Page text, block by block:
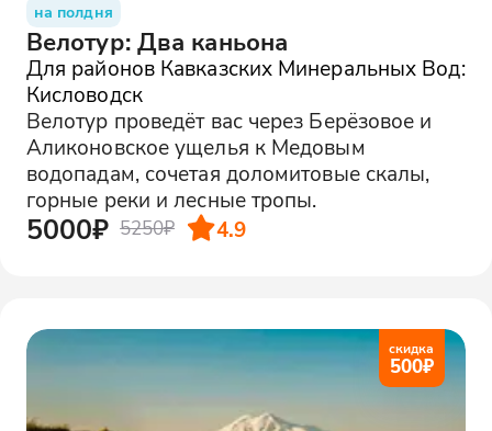
на полдня
Велотур: Два каньона
Для районов Кавказских Минеральных Вод:
Кисловодск
Велотур проведёт вас через Берёзовое и
Аликоновское ущелья к Медовым
водопадам, сочетая доломитовые скалы,
горные реки и лесные тропы.
5000₽ 5250₽ 4.9
скидка
500₽